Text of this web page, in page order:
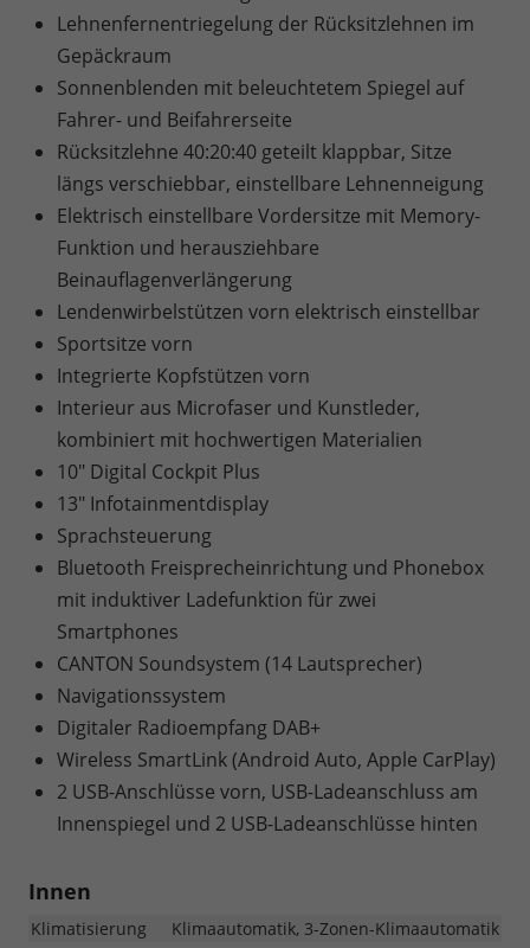
Lehnenfernentriegelung der Rücksitzlehnen im
Gepäckraum
Sonnenblenden mit beleuchtetem Spiegel auf
Fahrer- und Beifahrerseite
Rücksitzlehne 40:20:40 geteilt klappbar, Sitze
längs verschiebbar, einstellbare Lehnenneigung
Elektrisch einstellbare Vordersitze mit Memory-
Funktion und herausziehbare
Beinauflagenverlängerung
Lendenwirbelstützen vorn elektrisch einstellbar
Sportsitze vorn
Integrierte Kopfstützen vorn
Interieur aus Microfaser und Kunstleder,
kombiniert mit hochwertigen Materialien
10" Digital Cockpit Plus
13" Infotainmentdisplay
Sprachsteuerung
Bluetooth Freisprecheinrichtung und Phonebox
mit induktiver Ladefunktion für zwei
Smartphones
CANTON Soundsystem (14 Lautsprecher)
Navigationssystem
Digitaler Radioempfang DAB+
Wireless SmartLink (Android Auto, Apple CarPlay)
2 USB-Anschlüsse vorn, USB-Ladeanschluss am
Innenspiegel und 2 USB-Ladeanschlüsse hinten
Innen
Klimatisierung
Klimaautomatik, 3-Zonen-Klimaautomatik